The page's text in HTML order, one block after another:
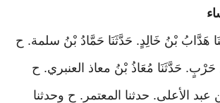
حَدَّثَنَا هَدَّابُ بْنُ خَالِدٍ. حَدَّثَنَا حَمَّادُ بْنُ سلمة. ح
حَدَّثَنَا مُعَاذُ بْنُ معاذ العنبري. ح
الأعلى. حدثنا المعتمر. ح وحدثنا